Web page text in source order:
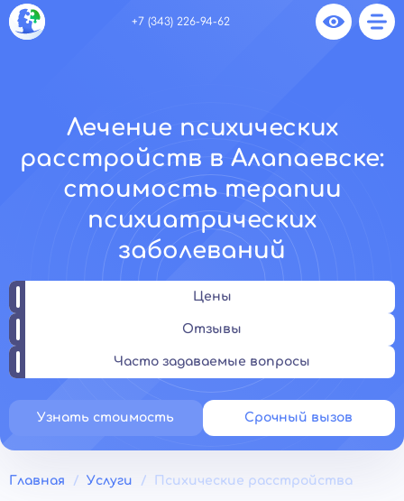
+7 (343) 226-94-62
Лечение психических
расстройств в Алапаевске:
стоимость терапии
психиатрических
заболеваний
Цены
Отзывы
Часто задаваемые вопросы
Узнать стоимость Срочный вызов
Главная Услуги Психические расстройства